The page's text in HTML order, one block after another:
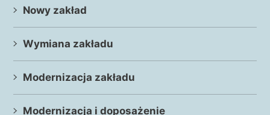
Nowy zakład
Wymiana zakładu
Modernizacja zakładu
Modernizacja i doposażenie